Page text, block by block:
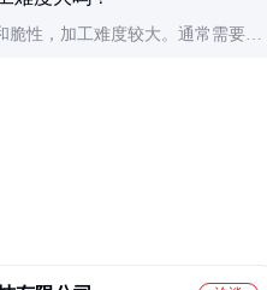
脆性，加工难度较大。通常需要采